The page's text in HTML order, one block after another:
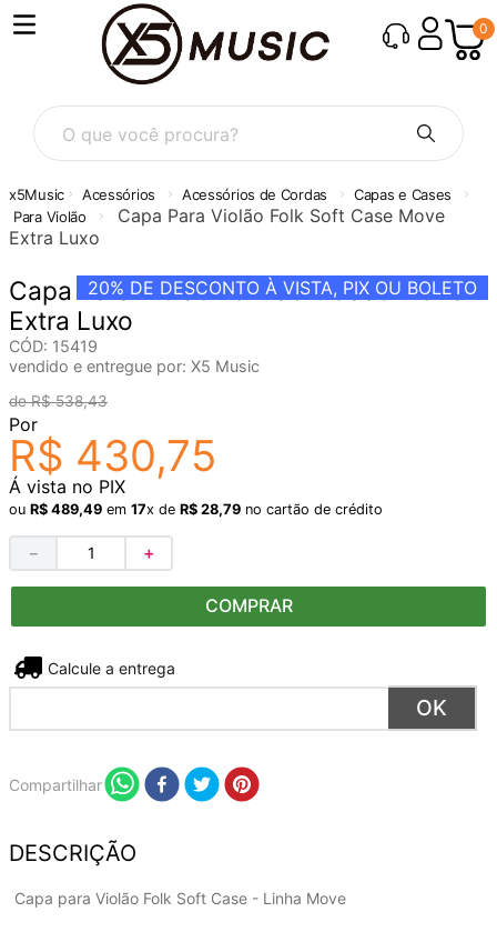
0
O que você procura?
Acessórios Acessórios de Cordas
Capas e Cases
Para Violão
Capa Para Violão Folk Soft Case Move
Extra Luxo
20% DE DESCONTO À VISTA, PIX OU BOLETO
Capa Para Violão Folk Soft Case Move
Extra Luxo
CÓD: 15419
vendido e entregue por: X5 Music
R$ 538,43
Por
R$ 430,75
Á vista no PIX
ou R$ 489,49 em 17x de R$ 28,79 no cartão de crédito
＋
－
COMPRAR
Não sei meu CEP
Compartilhar
DESCRIÇÃO
Capa para Violão Folk Soft Case - Linha Move